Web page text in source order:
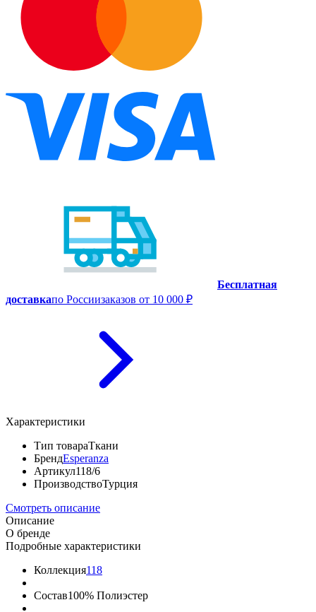
Бесплатная
доставкапо Россиизаказов от 10 000 ₽
Характеристики
Тип товараТкани
БрендEsperanza
Артикул118/6
ПроизводствоТурция
Смотреть описание
Описание
О бренде
Подробные характеристики
Коллекция118
Состав100% Полиэстер